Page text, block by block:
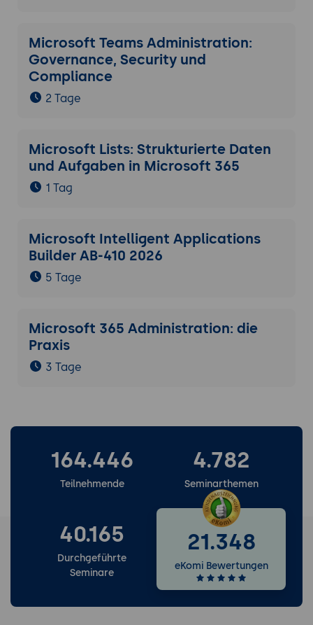
Microsoft Teams Administration:
Governance, Security und
Compliance
2 Tage
Microsoft Lists: Strukturierte Daten
und Aufgaben in Microsoft 365
1 Tag
Microsoft Intelligent Applications
Builder AB-410 2026
5 Tage
Microsoft 365 Administration: die
Praxis
3 Tage
164.446
Teilnehmende
4.782
Seminarthemen
40.165
Durchgeführte
Seminare
21.348
eKomi Bewertungen